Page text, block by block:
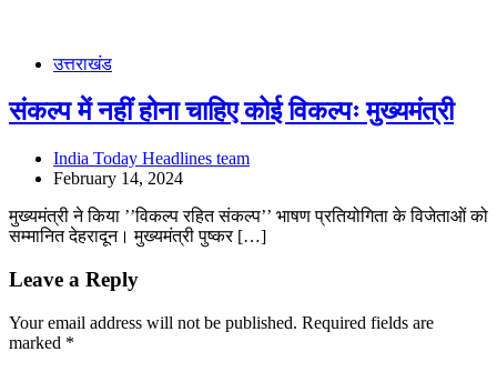
उत्तराखंड
संकल्प में नहीं होना चाहिए कोई विकल्पः मुख्यमंत्री
India Today Headlines team
February 14, 2024
मुख्यमंत्री ने किया ’’विकल्प रहित संकल्प’’ भाषण प्रतियोगिता के विजेताओं को
सम्मानित देहरादून। मुख्यमंत्री पुष्कर […]
Leave a Reply
Your email address will not be published. Required fields are
marked *